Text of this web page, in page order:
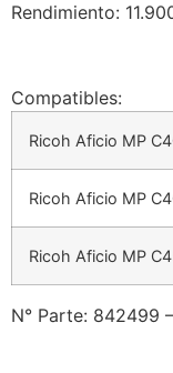
Rendimiento:
Compatibles:
Ricoh Aficio MP
Ricoh Aficio MP
Ricoh Aficio MP
N° Parte: 842499